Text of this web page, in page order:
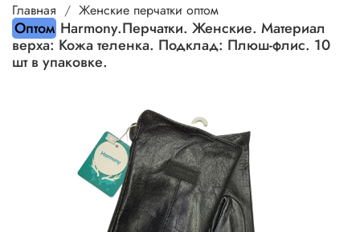
Главная Женские перчатки оптом
Оптом Harmony.Перчатки. Женские. Материал
верха: Кожа теленка. Подклад: Плюш-флис. 10
шт в упаковке.